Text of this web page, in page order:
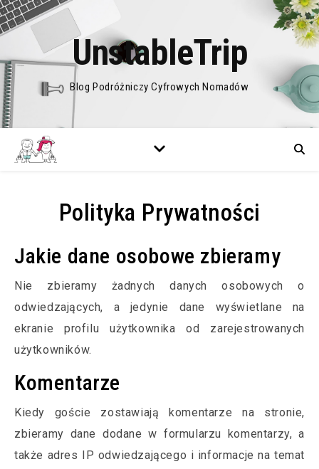
UnstableTrip
Blog Podróżniczy Cyfrowych Nomadów
Polityka Prywatności
Jakie dane osobowe zbieramy
Nie zbieramy żadnych danych osobowych o
odwiedzających, a jedynie dane wyświetlane na
ekranie profilu użytkownika od zarejestrowanych
użytkowników.
Komentarze
Kiedy goście zostawiają komentarze na stronie,
zbieramy dane dodane w formularzu komentarzy, a
także adres IP odwiedzającego i informacje na temat